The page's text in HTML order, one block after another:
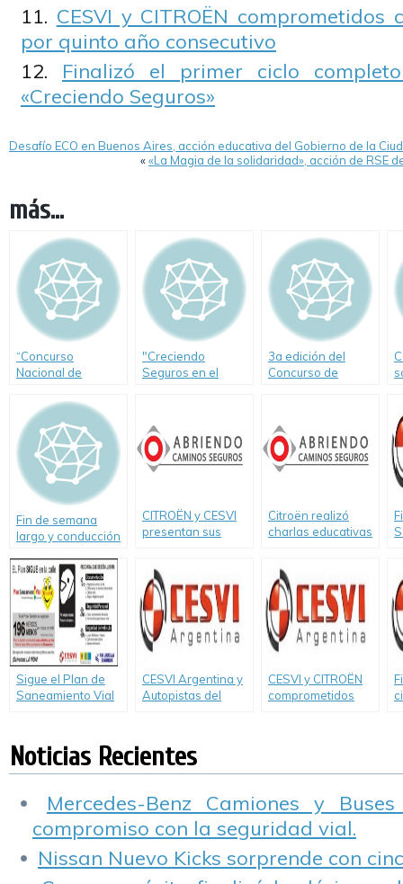
CESVI y CITROËN
por quinto año consecutivo
Finalizó el primer ciclo
«Creciendo Seguros»
Desafío ECO en Buenos Aires, acción educativa del Gobierno de la
««La Magia de la solidaridad», acción de RSE
más...
“Concurso
Nacional de
Creciendo
Seguros”,
"Creciendo
Seguros en el
3a edición del
Concurso de
Fin de semana
largo y conducción
CITROËN y CESVI
presentan sus
Citroën realizó
charlas educativas
Sigue el Plan de
Saneamiento Vial
CESVI Argentina y
Autopistas del
CESVI y CITROËN
comprometidos
Noticias Recientes
Mercedes-Benz Camiones y
compromiso con la seguridad vial.
Nissan Nuevo Kicks sorprende con